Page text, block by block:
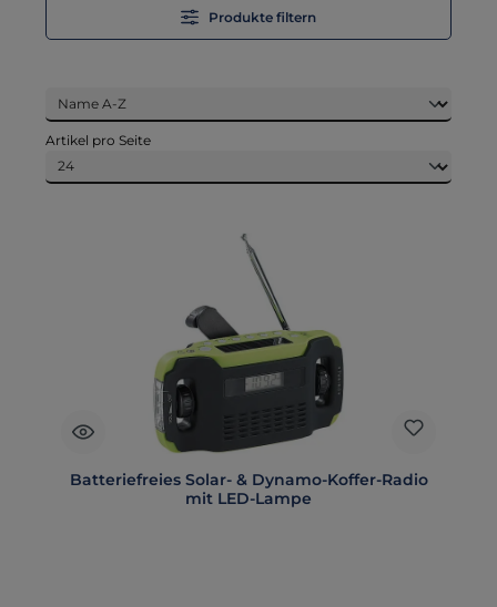
Produkte filtern
Artikel pro Seite
Batteriefreies Solar- & Dynamo-Koffer-Radio
mit LED-Lampe